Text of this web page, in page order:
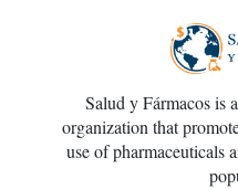
Salud y Fármacos is
organization that
use of pharmaceuticals